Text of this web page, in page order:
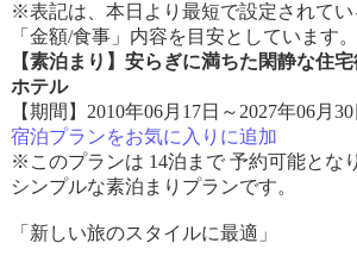
※表記は、本日より最短で設定されてい
「金額/食事」内容を目安としています。
【素泊まり】安らぎに満ちた閑静な住
ホテル
【期間】2010年06月17日～2027年06月30
宿泊プランをお気に入りに追加
※このプランは 14泊まで 予約可能とな
シンプルな素泊まりプランです。
「新しい旅のスタイルに最適」